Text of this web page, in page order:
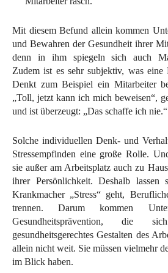
Mit diesem Befund allein kommen
und Bewahren der Gesundheit ihrer
denn in ihm spiegeln sich auch
Zudem ist es sehr subjektiv, was eine
Denkt zum Beispiel ein Mitarbeiter
„Toll, jetzt kann ich mich beweisen“,
und ist überzeugt: „Das schaffe ich nie.“
Solche individuellen Denk- und
Stressempfinden eine große Rolle.
sie außer am Arbeitsplatz auch zu
ihrer Persönlichkeit. Deshalb
Krankmacher „Stress“ geht,
trennen. Darum kommen
Gesundheitsprävention,
gesundheitsgerechtes Gestalten des
allein nicht weit. Sie müssen vielmehr
im Blick haben.